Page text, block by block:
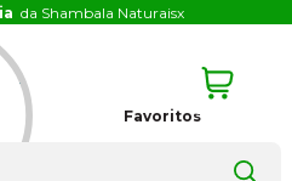
da Shambala Naturaisx
Favoritos